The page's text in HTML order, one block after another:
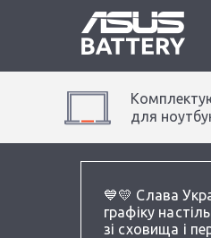
💙💛 Слава
графіку
зі сховища і
для